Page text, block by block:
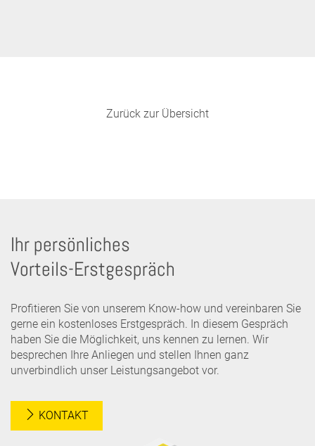
Zurück zur Übersicht
Ihr persönliches
Vorteils-Erstgespräch
Profitieren Sie von unserem Know-how und vereinbaren Sie
gerne ein kostenloses Erstgespräch. In diesem Gespräch
haben Sie die Möglichkeit, uns kennen zu lernen. Wir
besprechen Ihre Anliegen und stellen Ihnen ganz
unverbindlich unser Leistungsangebot vor.
KONTAKT